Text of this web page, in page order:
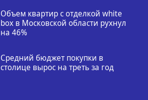
Объем квартир с отделкой white
box в Московской области рухнул
на 46%
Средний бюджет покупки в
столице вырос на треть за год